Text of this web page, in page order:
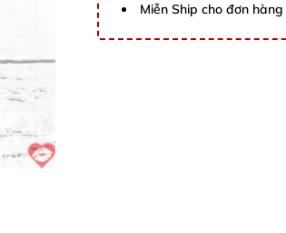
Miễn Ship cho đơn